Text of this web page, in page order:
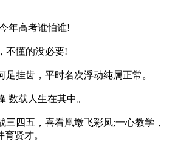
年高考谁怕谁!
不懂的没必要!
足挂齿，平时名次浮动纯属正常。
数载人生在其中。
三四五，喜看凰墩飞彩凤;一心教学，
贤才。